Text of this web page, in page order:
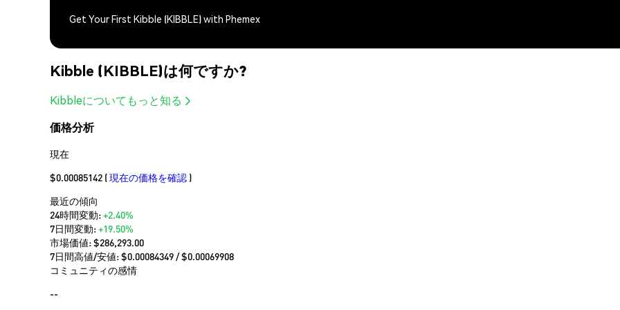
Get Your First Kibble (KIBBLE) with Phemex
Kibble (KIBBLE)は何ですか?
Kibbleについてもっと知る
価格分析
現在
$0.00085142 (現在の価格を確認 )
最近の傾向
24時間変動:+2.40%
7日間変動:+19.50%
市場価値:$286,293.00
7日間高値/安値: $0.00084349/ $0.00069908
コミュニティの感情
--